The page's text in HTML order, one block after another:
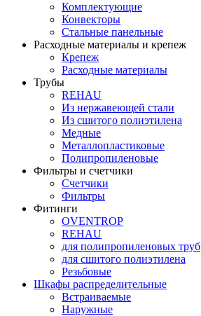
Комплектующие
Конвекторы
Стальные панельные
Расходные материалы и крепеж
Крепеж
Расходные материалы
Трубы
REHAU
Из нержавеющей стали
Из сшитого полиэтилена
Медные
Металлопластиковые
Полипропиленовые
Фильтры и счетчики
Счетчики
Фильтры
Фитинги
OVENTROP
REHAU
для полипропиленовых труб
для сшитого полиэтилена
Резьбовые
Шкафы распределительные
Встраиваемые
Наружные